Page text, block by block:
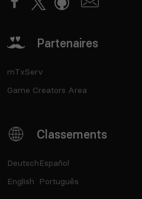
Partenaires
mTxServ
Game Creators Area
Classements
Deutsch
English
Español
Português